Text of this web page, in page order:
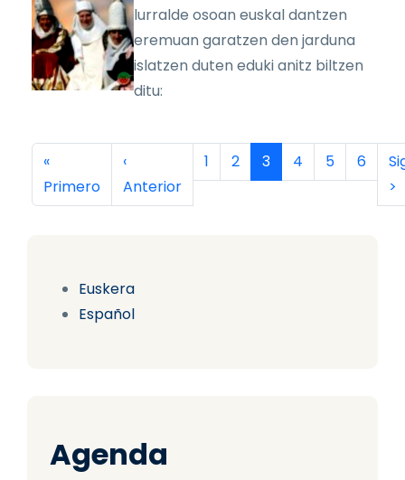
Euskera
Español
Agenda
lurralde osoan euskal dantzen
eremuan garatzen den jarduna
islatzen duten eduki anitz biltzen
ditu:
Paginación
Primera página
«
Primero
Página anterior
‹
Anterior
Página
1 Página
2 Página actual
3 Página
4 Página
5 Página
6
>